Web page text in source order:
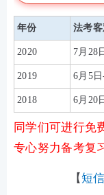
年份 法考
2020 7月28
2019 6月5
2018 6月20
同学们可进行免
专心努力备考复
【短